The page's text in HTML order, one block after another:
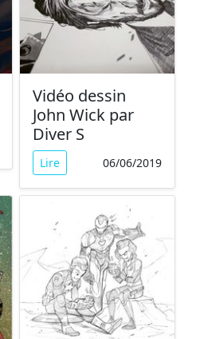
Vidéo dessin
John Wick par
Diver S
Lire 06/06/2019